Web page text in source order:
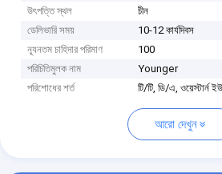
উৎপত্তি স্থল
চীন
ডেলিভারি সময়
10-12 কার্যদিবস
ন্যূনতম চাহিদার পরিমাণ
100
পরিচিতিমুলক নাম
Younger
পরিশোধের শর্ত
টি/টি, ডি/এ, ওয়েস্টার্ন
আরো দেখুন